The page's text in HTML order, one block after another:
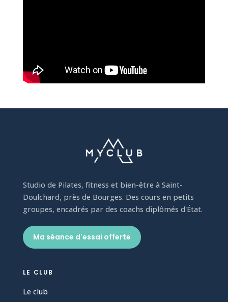
Studio de Pilates, fitness et bien-être à Saint-
Doulchard, près de Bourges. Des cours en petits
groupes, encadrés par des coachs diplômés d'État.
Ma séance d'essai offerte
LE CLUB
Le club